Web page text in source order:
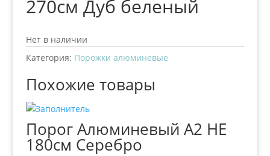
270см Дуб беленый
Нет в наличии
Категория: Порожки алюминевые
Похожие товары
Порог Алюминевый А2 НЕ
180см Серебро